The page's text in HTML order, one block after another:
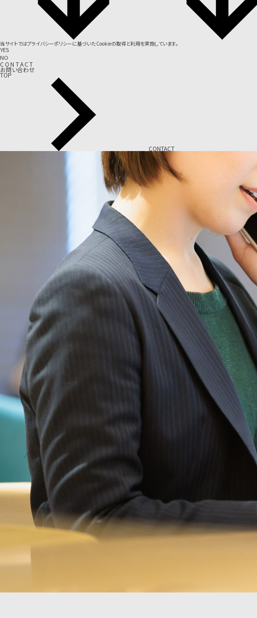
当サイトではプライバシーポリシーに基づいたCookieの取得と利用を実施しています。
YES
NO
C ON TACT
お問い合わせ
TOP
CONTACT